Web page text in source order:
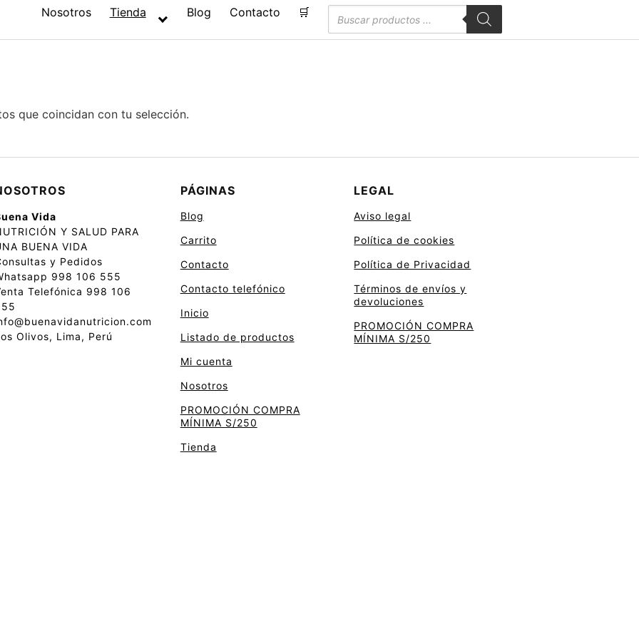
Nosotros Tienda Blog Contacto 🛒
de
productos
que coincidan con tu selección.
Vida
Y SALUD PARA
BUENA VIDA
y Pedidos
998 106 555
Telefónica 998 106
Olivos, Lima, Perú
PÁGINAS
Blog
Carrito
Contacto
Contacto telefónico
Inicio
Listado de productos
Mi cuenta
Nosotros
PROMOCIÓN COMPRA
MÍNIMA S/250
Tienda
LEGAL
Aviso legal
Política de cookies
Política de Privacidad
Términos de envíos y
devoluciones
PROMOCIÓN COMPRA
MÍNIMA S/250